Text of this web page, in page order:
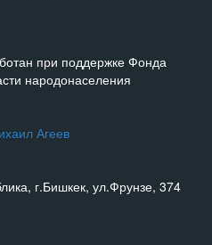
при поддержке Фонда
народонаселения
Агеев
г.Бишкек, ул.Фрунзе, 374